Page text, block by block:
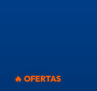
🔥 OFERTAS